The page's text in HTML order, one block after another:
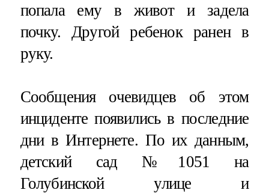
попала ему в живот и задела
почку. Другой ребенок ранен в
руку.
Сообщения очевидцев об этом
инциденте появились в последние
дни в Интернете. По их данным,
детский сад №1051 на
Голубинской улице и